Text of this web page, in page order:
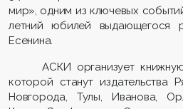
мир», одним из ключевых
летний юбилей выдающегося
Есенина.
АСКИ организует
которой станут издательства
Новгорода, Тулы, Иванова,